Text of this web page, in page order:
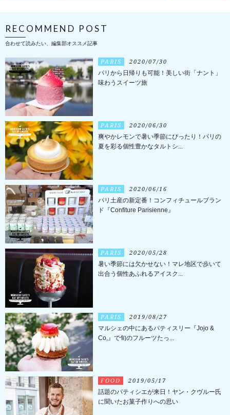
RECOMMEND POST
合わせて読みたい、編集部オススメ記事
PARIS 2020/07/30
パリから日帰りも可能！美しい街「ナント」
味わうスイーツ旅
PARIS 2020/06/30
爽やかレモンで暑い季節にぴったり！パリの
夏を彩る個性豊かなタルトシ...
PARIS 2020/06/16
パリ土産の新定番！コンフィチュールブラン
ド『Confiture Parisienne』
PARIS 2020/05/28
暑い季節には欠かせない！マレ地区で歩いて
出合う個性あふれるアイスク...
PARIS 2019/08/27
マルシェの中にあるパティスリー『Jojo &
Co,』で旬のフルーツたっ...
FOOD 2019/05/17
話題のパティシエが来日！ヤン・クヴルー氏
に聞いたお菓子作りへの思い